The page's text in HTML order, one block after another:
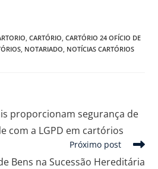
, CARTÓRIO, CARTÓRIO 24 OFÍCIO DE
, NOTARIADO, NOTÍCIAS CARTÓRIOS
proporcionam segurança de
com a LGPD em cartórios
Próximo post
Bens na Sucessão Hereditária